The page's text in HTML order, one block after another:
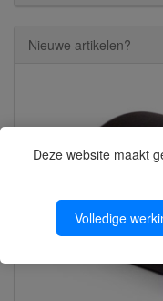
Deze website maakt
Volledige
Nieuwe artikelen?